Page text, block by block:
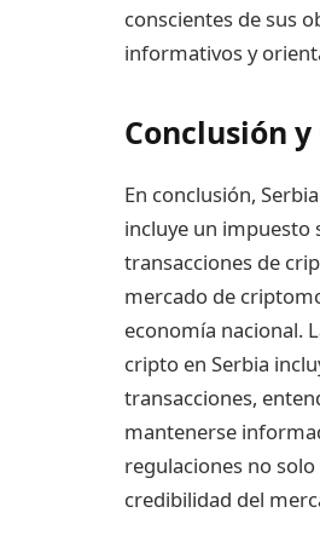
conscientes de sus
informativos y
Conclusión
En conclusión,
incluye un impuesto
transacciones de
mercado de
economía nacional.
cripto en Serbia
transacciones,
mantenerse
regulaciones no
credibilidad del